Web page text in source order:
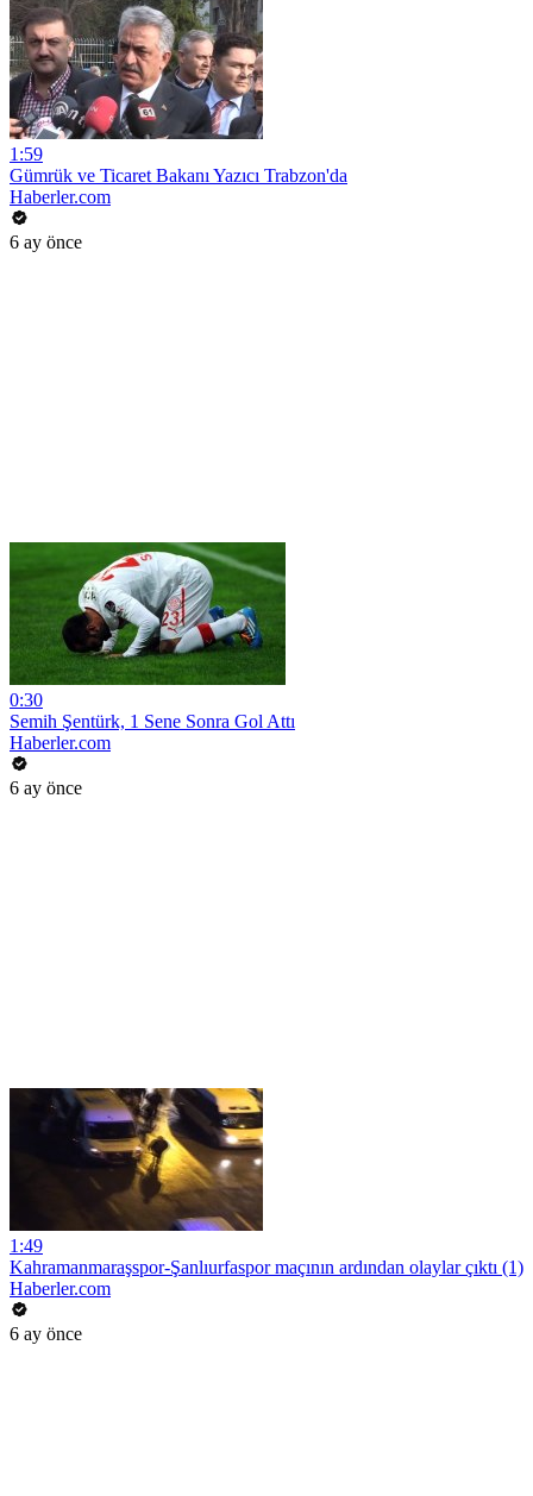
1:59
Gümrük ve Ticaret Bakanı Yazıcı Trabzon'da
Haberler.com
6 ay önce
0:30
Semih Şentürk, 1 Sene Sonra Gol Attı
Haberler.com
6 ay önce
1:49
Kahramanmaraşspor-Şanlıurfaspor maçının ardından olaylar çıktı (1)
Haberler.com
6 ay önce